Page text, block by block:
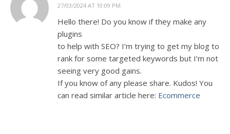
27/03/2024 AT 10:09 PM
Hello there! Do you know if they make any
plugins
to help with SEO? I’m trying to get my blog to
rank for some targeted keywords but I’m not
seeing very good gains.
If you know of any please share. Kudos! You
can read similar article here: Ecommerce